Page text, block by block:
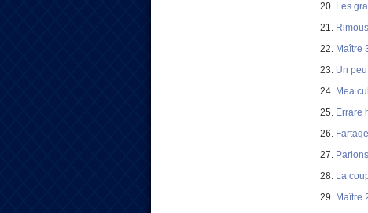
Les
Maître
Un
Mea
Errare
La
Maître